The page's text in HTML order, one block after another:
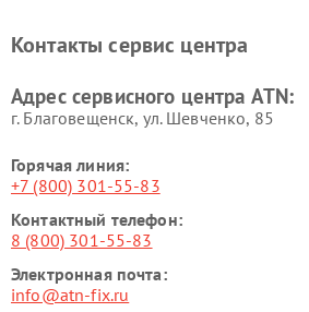
Контакты сервис центра
Адрес сервисного центра ATN:
г. Благовещенск, ул. Шевченко, 85
Горячая линия:
+7 (800) 301-55-83
Контактный телефон:
8 (800) 301-55-83
Электронная почта:
info@atn-fix.ru